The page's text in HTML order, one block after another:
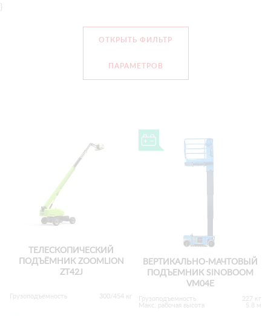
ОТКРЫТЬ ФИЛЬТР
ПАРАМЕТРОВ
ТЕЛЕСКОПИЧЕСКИЙ
ПОДЪЁМНИК ZOOMLION
ZT42J
Грузоподъемность 300/454 кг
ВЕРТИКАЛЬНО-МАЧТОВЫЙ
ПОДЪЕМНИК SINOBOOM
VM04E
Грузоподъемность
227 кг
Макс. рабочая высота
5.8 м